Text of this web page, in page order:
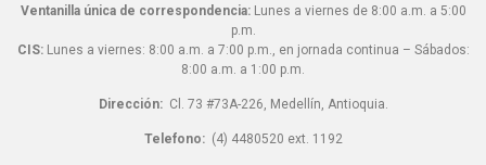
Ventanilla única de correspondencia:Lunes a viernes de 8:00 a.m. a 5:00
p.m.
CIS:Lunes a viernes: 8:00 a.m. a 7:00 p.m., en jornada continua – Sábados:
8:00 a.m. a 1:00 p.m.
Dirección: Cl. 73 #73A-226, Medellín, Antioquia.
Telefono:(4) 4480520 ext. 1192